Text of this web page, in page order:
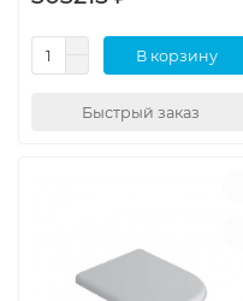
В корзину
Быстрый заказ